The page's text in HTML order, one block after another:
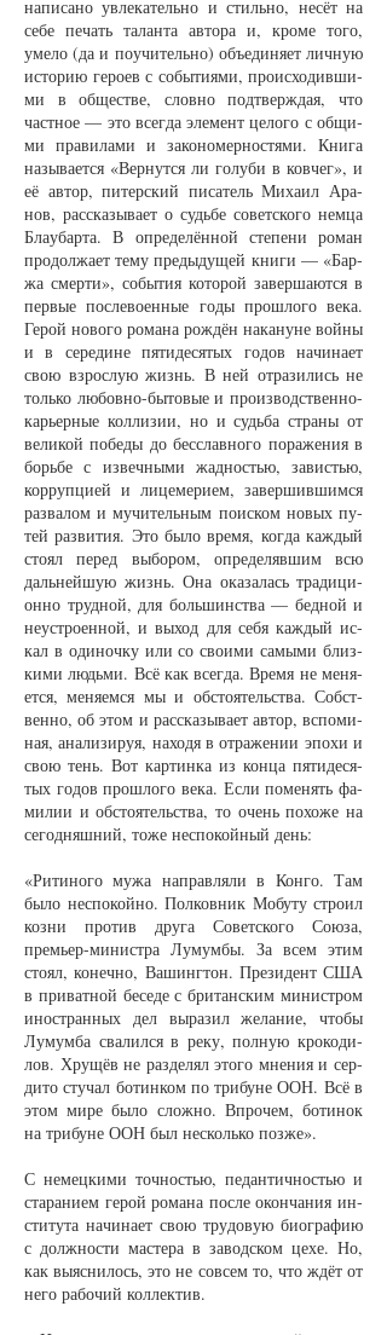
на­пи­са­но увле­ка­тель­но и стиль­но, не­сёт на
се­бе пе­чать та­лан­та ав­то­ра и, кро­ме то­го,
уме­ло (да и по­учи­тель­но) объ­еди­ня­ет лич­ную
ис­то­рию ге­ро­ев с со­бы­ти­я­ми, про­ис­хо­див­ши­
ми в об­щест­ве, слов­но под­тверж­дая, что
част­ное — это всег­да эле­мент це­ло­го с об­щи­
ми пра­ви­ла­ми и за­ко­но­мер­нос­тя­ми. Кни­га
на­зы­ва­ет­ся «Вер­нут­ся ли го­лу­би в ков­чег», и
её ав­тор, пи­тер­ский пи­са­тель Ми­ха­ил Ара­
нов, рас­ска­зы­ва­ет о судь­бе со­вет­ско­го нем­ца
Бла­у­бар­та. В опре­де­лён­ной сте­пе­ни ро­ман
про­дол­жа­ет те­му пре­ды­ду­щей кни­ги — «Бар­
жа смер­ти», со­бы­тия ко­то­рой за­вер­ша­ют­ся в
пер­вые пос­ле­во­ен­ные го­ды про­ш­ло­го ве­ка.
Ге­рой но­во­го ро­ма­на рож­дён на­ка­ну­не вой­ны
и в се­ре­ди­не пя­ти­де­ся­тых го­дов на­чи­на­ет
свою взрос­лую жизнь. В ней от­ра­зи­лись не
толь­ко лю­бов­но-бы­то­вые и про­из­водст­вен­но-
карь­ер­ные кол­ли­зии, но и судь­ба стра­ны от
ве­ли­кой по­бе­ды до бес­слав­но­го по­ра­же­ния в
борь­бе с из­веч­ны­ми жад­ностью, за­вистью,
кор­руп­ци­ей и ли­це­ме­ри­ем, за­вер­шив­шим­ся
раз­ва­лом и му­чи­тель­ным по­ис­ком но­вых пу­
тей раз­ви­тия. Это бы­ло вре­мя, ког­да каж­дый
сто­ял пе­ред вы­бо­ром, опре­де­ляв­шим всю
даль­ней­шую жизнь. Она ока­за­лась тра­ди­ци­
он­но труд­ной, для боль­шинст­ва — бед­ной и
не­у­ст­ро­ен­ной, и вы­ход для се­бя каж­дый ис­
кал в оди­ноч­ку или со сво­и­ми са­мы­ми близ­
ки­ми людь­ми. Всё как всег­да. Вре­мя не ме­ня­
ет­ся, ме­ня­ем­ся мы и об­сто­я­тельст­ва. Собст­
вен­но, об этом и рас­ска­зы­ва­ет ав­тор, вспо­ми­
ная, ана­ли­зи­руя, на­хо­дя в от­ра­же­нии эпо­хи и
свою тень. Вот кар­тин­ка из кон­ца пя­ти­де­ся­
тых го­дов про­ш­ло­го ве­ка. Если по­ме­нять фа­
ми­лии и об­сто­я­тельст­ва, то очень по­хо­же на
се­год­няш­ний, то­же не­спо­кой­ный день:
«Ри­ти­но­го му­жа на­прав­ля­ли в Кон­го. Там
бы­ло не­спо­кой­но. Пол­ков­ник Мо­бу­ту стро­ил
коз­ни про­тив дру­га Со­вет­ско­го Со­юза,
премь­ер-ми­нист­ра Лу­мум­бы. За всем этим
сто­ял, ко­неч­но, Ва­шинг­тон. Пре­зи­дент США
в при­ват­ной бе­се­де с бри­тан­ским ми­нист­ром
ино­стран­ных дел вы­ра­зил же­ла­ние, что­бы
Лу­мум­ба сва­лил­ся в ре­ку, пол­ную кро­ко­ди­
лов. Хру­щёв не раз­де­лял это­го мне­ния и сер­
ди­то сту­чал бо­тин­ком по три­бу­не ООН. Всё в
этом ми­ре бы­ло слож­но. Впро­чем, бо­ти­нок
на три­бу­не ООН был не­сколь­ко поз­же».
С не­мец­ки­ми точ­ностью, пе­дан­тич­ностью и
ста­ра­ни­ем ге­рой ро­ма­на пос­ле окон­ча­ния ин­
сти­ту­та на­чи­на­ет свою тру­до­вую био­гра­фию
с долж­нос­ти мас­те­ра в за­вод­ском це­хе. Но,
как вы­яс­ни­лось, это не со­всем то, что ждёт от
не­го ра­бо­чий кол­лек­тив.